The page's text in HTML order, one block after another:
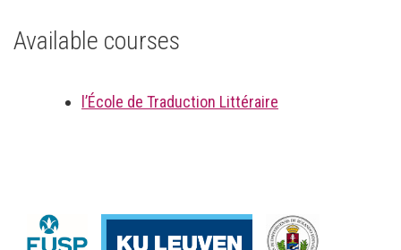
Available courses
l’École de Traduction Littéraire